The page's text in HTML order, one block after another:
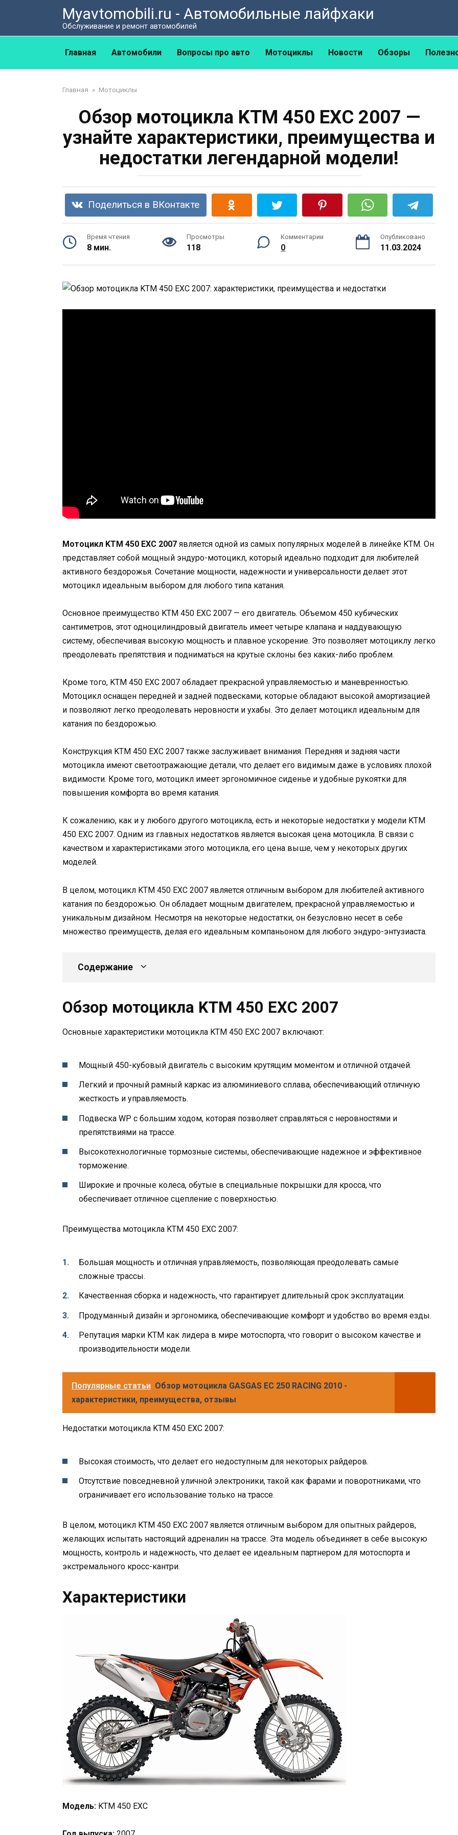
Myavtomobili.ru - Автомобильные лайфхаки
Обслуживание и ремонт автомобилей
Главная Автомобили Вопросы про авто Мотоциклы Новости Обзоры
Главная » Мотоциклы
Обзор мотоцикла KTM 450 EXC 2007 —
узнайте характеристики, преимущества и
недостатки легендарной модели!
Поделиться в ВКонтакте
Время чтения
8 мин.
Просмотры
118
Комментарии
0
Опубликовано
11.03.2024
Мотоцикл KTM 450 EXC 2007 является одной из самых популярных моделей в линейке KTM. Он
представляет собой мощный эндуро-мотоцикл, который идеально подходит для любителей
активного бездорожья. Сочетание мощности, надежности и универсальности делает этот
мотоцикл идеальным выбором для любого типа катания.
Основное преимущество KTM 450 EXC 2007 — его двигатель. Объемом 450 кубических
сантиметров, этот одноцилиндровый двигатель имеет четыре клапана и наддувающую
систему, обеспечивая высокую мощность и плавное ускорение. Это позволяет мотоциклу легко
преодолевать препятствия и подниматься на крутые склоны без каких-либо проблем.
Кроме того, KTM 450 EXC 2007 обладает прекрасной управляемостью и маневренностью.
Мотоцикл оснащен передней и задней подвесками, которые обладают высокой амортизацией
и позволяют легко преодолевать неровности и ухабы. Это делает мотоцикл идеальным для
катания по бездорожью.
Конструкция KTM 450 EXC 2007 также заслуживает внимания. Передняя и задняя части
мотоцикла имеют светоотражающие детали, что делает его видимым даже в условиях плохой
видимости. Кроме того, мотоцикл имеет эргономичное сиденье и удобные рукоятки для
повышения комфорта во время катания.
К сожалению, как и у любого другого мотоцикла, есть и некоторые недостатки у модели KTM
450 EXC 2007. Одним из главных недостатков является высокая цена мотоцикла. В связи с
качеством и характеристиками этого мотоцикла, его цена выше, чем у некоторых других
моделей.
В целом, мотоцикл KTM 450 EXC 2007 является отличным выбором для любителей активного
катания по бездорожью. Он обладает мощным двигателем, прекрасной управляемостью и
уникальным дизайном. Несмотря на некоторые недостатки, он безусловно несет в себе
множество преимуществ, делая его идеальным компаньоном для любого эндуро-энтузиаста.
Содержание
Обзор мотоцикла KTM 450 EXC 2007
Основные характеристики мотоцикла KTM 450 EXC 2007 включают:
Мощный 450-кубовый двигатель с высоким крутящим моментом и отличной отдачей.
Легкий и прочный рамный каркас из алюминиевого сплава, обеспечивающий отличную
жесткость и управляемость.
Подвеска WP с большим ходом, которая позволяет справляться с неровностями и
препятствиями на трассе.
Высокотехнологичные тормозные системы, обеспечивающие надежное и эффективное
торможение.
Широкие и прочные колеса, обутые в специальные покрышки для кросса, что
обеспечивает отличное сцепление с поверхностью.
Преимущества мотоцикла KTM 450 EXC 2007:
Большая мощность и отличная управляемость, позволяющая преодолевать самые
сложные трассы.
Качественная сборка и надежность, что гарантирует длительный срок эксплуатации.
Продуманный дизайн и эргономика, обеспечивающие комфорт и удобство во время езды.
Репутация марки KTM как лидера в мире мотоспорта, что говорит о высоком качестве и
производительности модели.
Популярные статьи Обзор мотоцикла GASGAS EC 250 RACING 2010 -
характеристики, преимущества, отзывы
Недостатки мотоцикла KTM 450 EXC 2007:
Высокая стоимость, что делает его недоступным для некоторых райдеров.
Отсутствие повседневной уличной электроники, такой как фарами и поворотниками, что
ограничивает его использование только на трассе.
В целом, мотоцикл KTM 450 EXC 2007 является отличным выбором для опытных райдеров,
желающих испытать настоящий адреналин на трассе. Эта модель объединяет в себе высокую
мощность, контроль и надежность, что делает ее идеальным партнером для мотоспорта и
экстремального кросс-кантри.
Характеристики
Модель: KTM 450 EXC